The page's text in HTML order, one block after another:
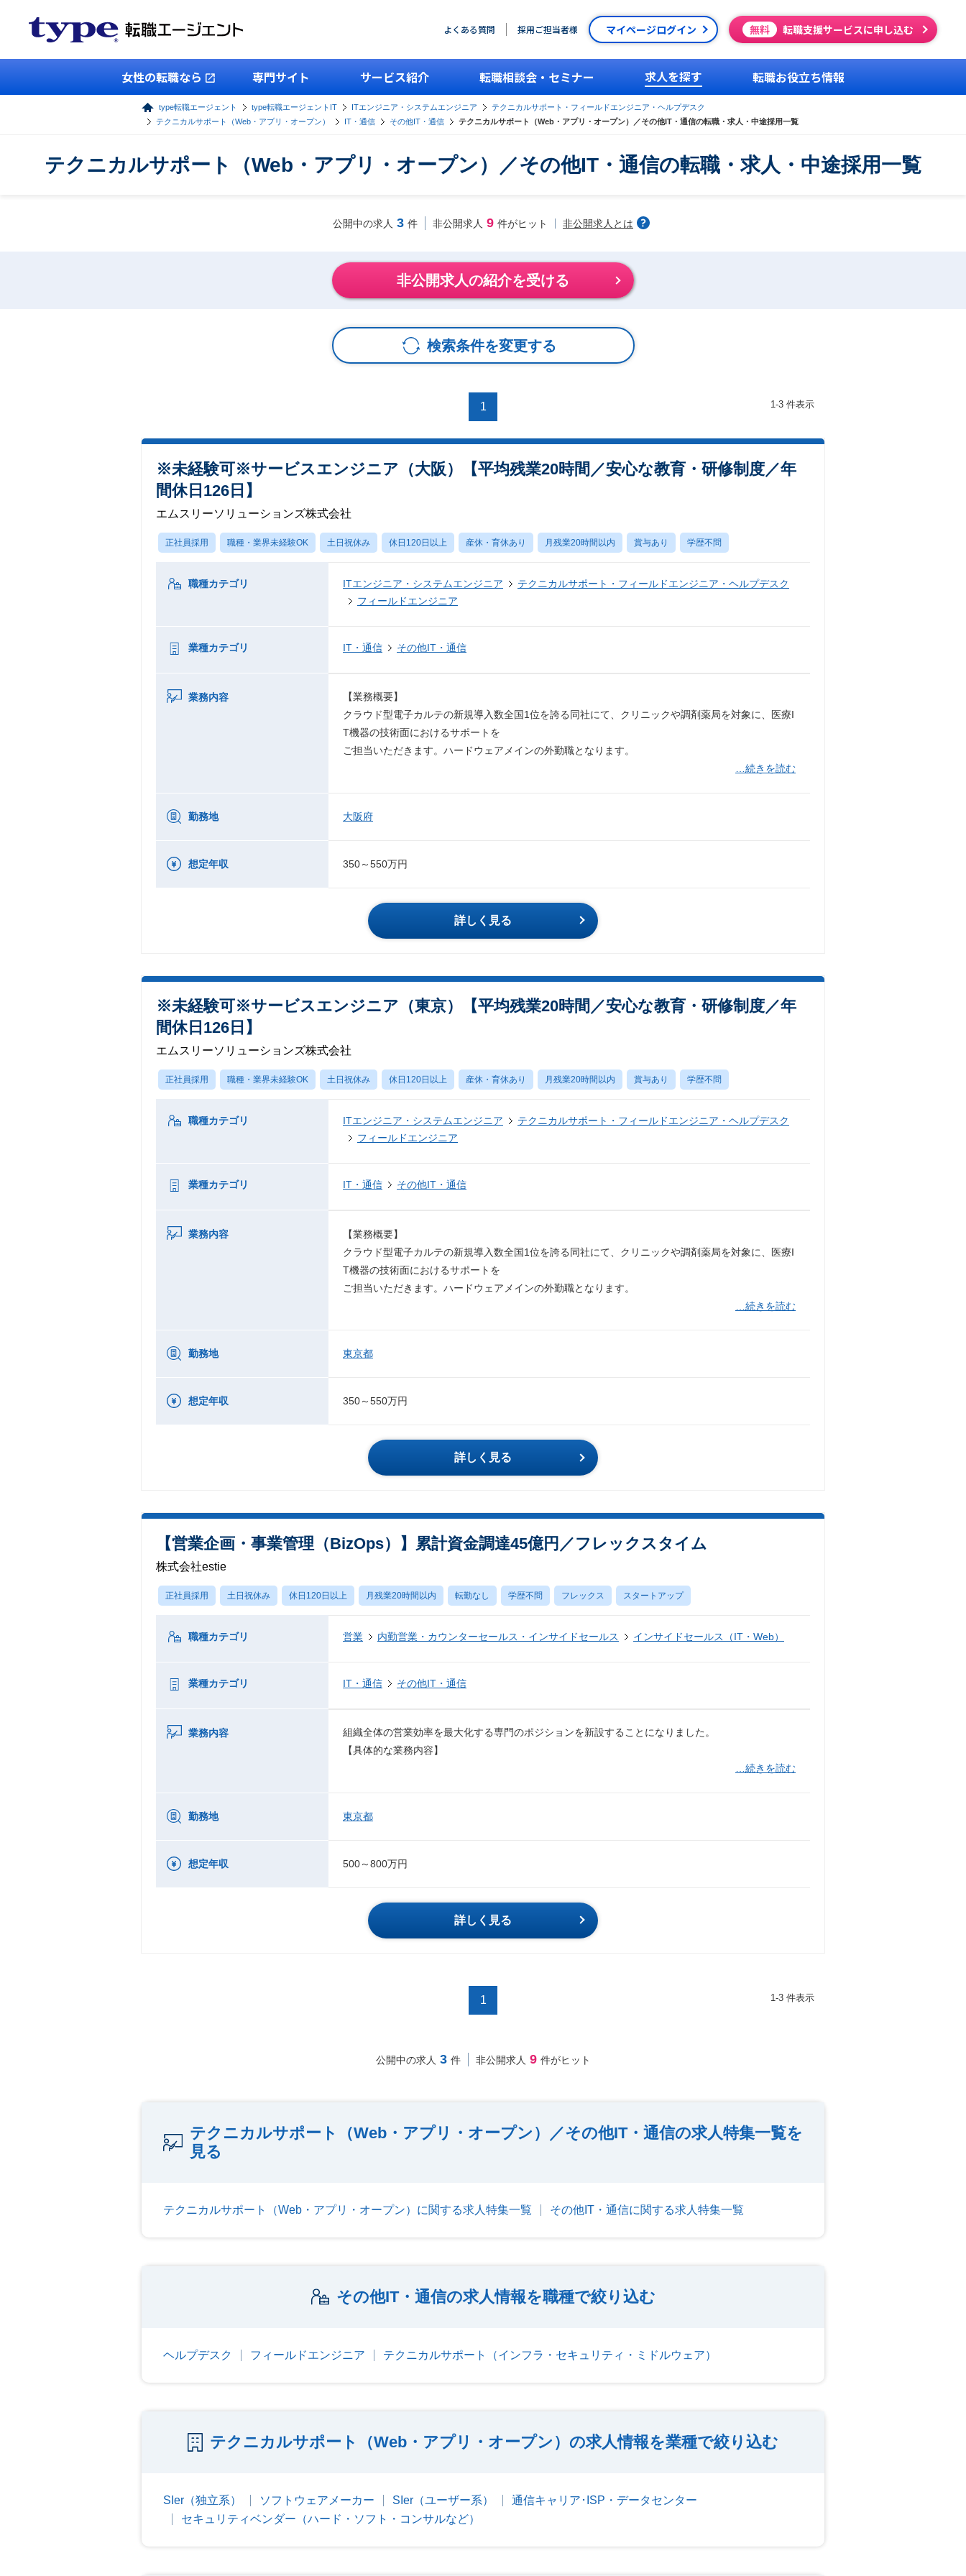
よくある質問 採用ご担当者様 マイページログイン 無料 転職支援サービスに申し込む
女性の転職なら 専門サイト サービス紹介 転職相談会・セミナー 求人を探す 転職お役立ち情報
type転職エージェント type転職エージェントIT ITエンジニア・システムエンジニア
テクニカルサポート・フィールドエンジニア・ヘルプデスク
テクニカルサポート（Web・アプリ・オープン）
IT・通信 その他IT・通信 テクニカルサポート（Web・アプリ・オープン）／その他IT・通信の転職・求人・中途採用一覧
テクニカルサポート（Web・アプリ・オープン）／その他IT・通信の転職・求人・中途採用一覧
公開中の求人 3 件 非公開求人 9 件がヒット 非公開求人とは
非公開求人の紹介を受ける
検索条件を変更する
1 1-3 件表示
※未経験可※サービスエンジニア（大阪）【平均残業20時間／安心な教育・研修制度／年
間休日126日】
エムスリーソリューションズ株式会社
正社員採用 職種・業界未経験OK 土日祝休み 休日120日以上 産休・育休あり 月残業20時間以内 賞与あり 学歴不問
職種カテゴリ ITエンジニア・システムエンジニア
テクニカルサポート・フィールドエンジニア・ヘルプデスク
フィールドエンジニア
業種カテゴリ IT・通信 その他IT・通信
業務内容
【業務概要】
クラウド型電子カルテの新規導入数全国1位を誇る同社にて、クリニックや調剤薬局を対象に、医療I
T機器の技術面におけるサポートを
ご担当いただきます。ハードウェアメインの外勤職となります。
…続きを読む
勤務地 大阪府
想定年収 350～550万円
詳しく見る
※未経験可※サービスエンジニア（東京）【平均残業20時間／安心な教育・研修制度／年
間休日126日】
エムスリーソリューションズ株式会社
正社員採用 職種・業界未経験OK 土日祝休み 休日120日以上 産休・育休あり 月残業20時間以内 賞与あり 学歴不問
職種カテゴリ ITエンジニア・システムエンジニア
テクニカルサポート・フィールドエンジニア・ヘルプデスク
フィールドエンジニア
業種カテゴリ IT・通信 その他IT・通信
業務内容
【業務概要】
クラウド型電子カルテの新規導入数全国1位を誇る同社にて、クリニックや調剤薬局を対象に、医療I
T機器の技術面におけるサポートを
ご担当いただきます。ハードウェアメインの外勤職となります。
…続きを読む
勤務地 東京都
想定年収 350～550万円
詳しく見る
【営業企画・事業管理（BizOps）】累計資金調達45億円／フレックスタイム
株式会社estie
正社員採用 土日祝休み 休日120日以上 月残業20時間以内 転勤なし 学歴不問 フレックス スタートアップ
職種カテゴリ 営業 内勤営業・カウンターセールス・インサイドセールス インサイドセールス（IT・Web）
業種カテゴリ IT・通信 その他IT・通信
業務内容
組織全体の営業効率を最大化する専門のポジションを新設することになりました。
【具体的な業務内容】
…続きを読む
勤務地 東京都
想定年収 500～800万円
詳しく見る
1 1-3 件表示
公開中の求人 3 件 非公開求人 9 件がヒット
テクニカルサポート（Web・アプリ・オープン）／その他IT・通信の求人特集一覧を
見る
テクニカルサポート（Web・アプリ・オープン）に関する求人特集一覧 その他IT・通信に関する求人特集一覧
その他IT・通信の求人情報を職種で絞り込む
ヘルプデスク フィールドエンジニア テクニカルサポート（インフラ・セキュリティ・ミドルウェア）
テクニカルサポート（Web・アプリ・オープン）の求人情報を業種で絞り込む
SIer（独立系） ソフトウェアメーカー SIer（ユーザー系）
通信キャリア･ISP・データセンター
セキュリティベンダー（ハード・ソフト・コンサルなど）